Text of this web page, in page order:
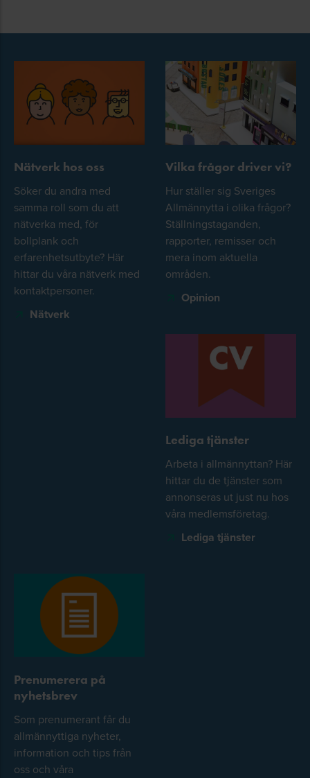
Nätverk hos oss
Söker du andra med
samma roll som du att
nätverka med, för
bollplank och
erfarenhetsutbyte? Här
hittar du våra nätverk med
kontaktpersoner.
Nätverk
Vilka frågor driver vi?
Hur ställer sig Sveriges
Allmännytta i olika frågor?
Ställningstaganden,
rapporter, remisser och
mera inom aktuella
områden.
Opinion
Lediga tjänster
Arbeta i allmännyttan? Här
hittar du de tjänster som
annonseras ut just nu hos
våra medlemsföretag.
Lediga tjänster
Prenumerera på
nyhetsbrev
Som prenumerant får du
allmännyttiga nyheter,
information och tips från
oss och våra